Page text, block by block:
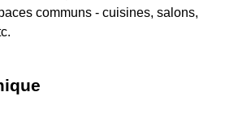
communs - cuisines, salons,